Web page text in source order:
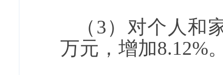
（3）对个人和
万元， 增加8.12%